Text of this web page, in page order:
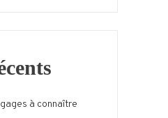
à connaître